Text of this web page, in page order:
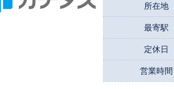
所在地
最寄駅
定休日
営業時間